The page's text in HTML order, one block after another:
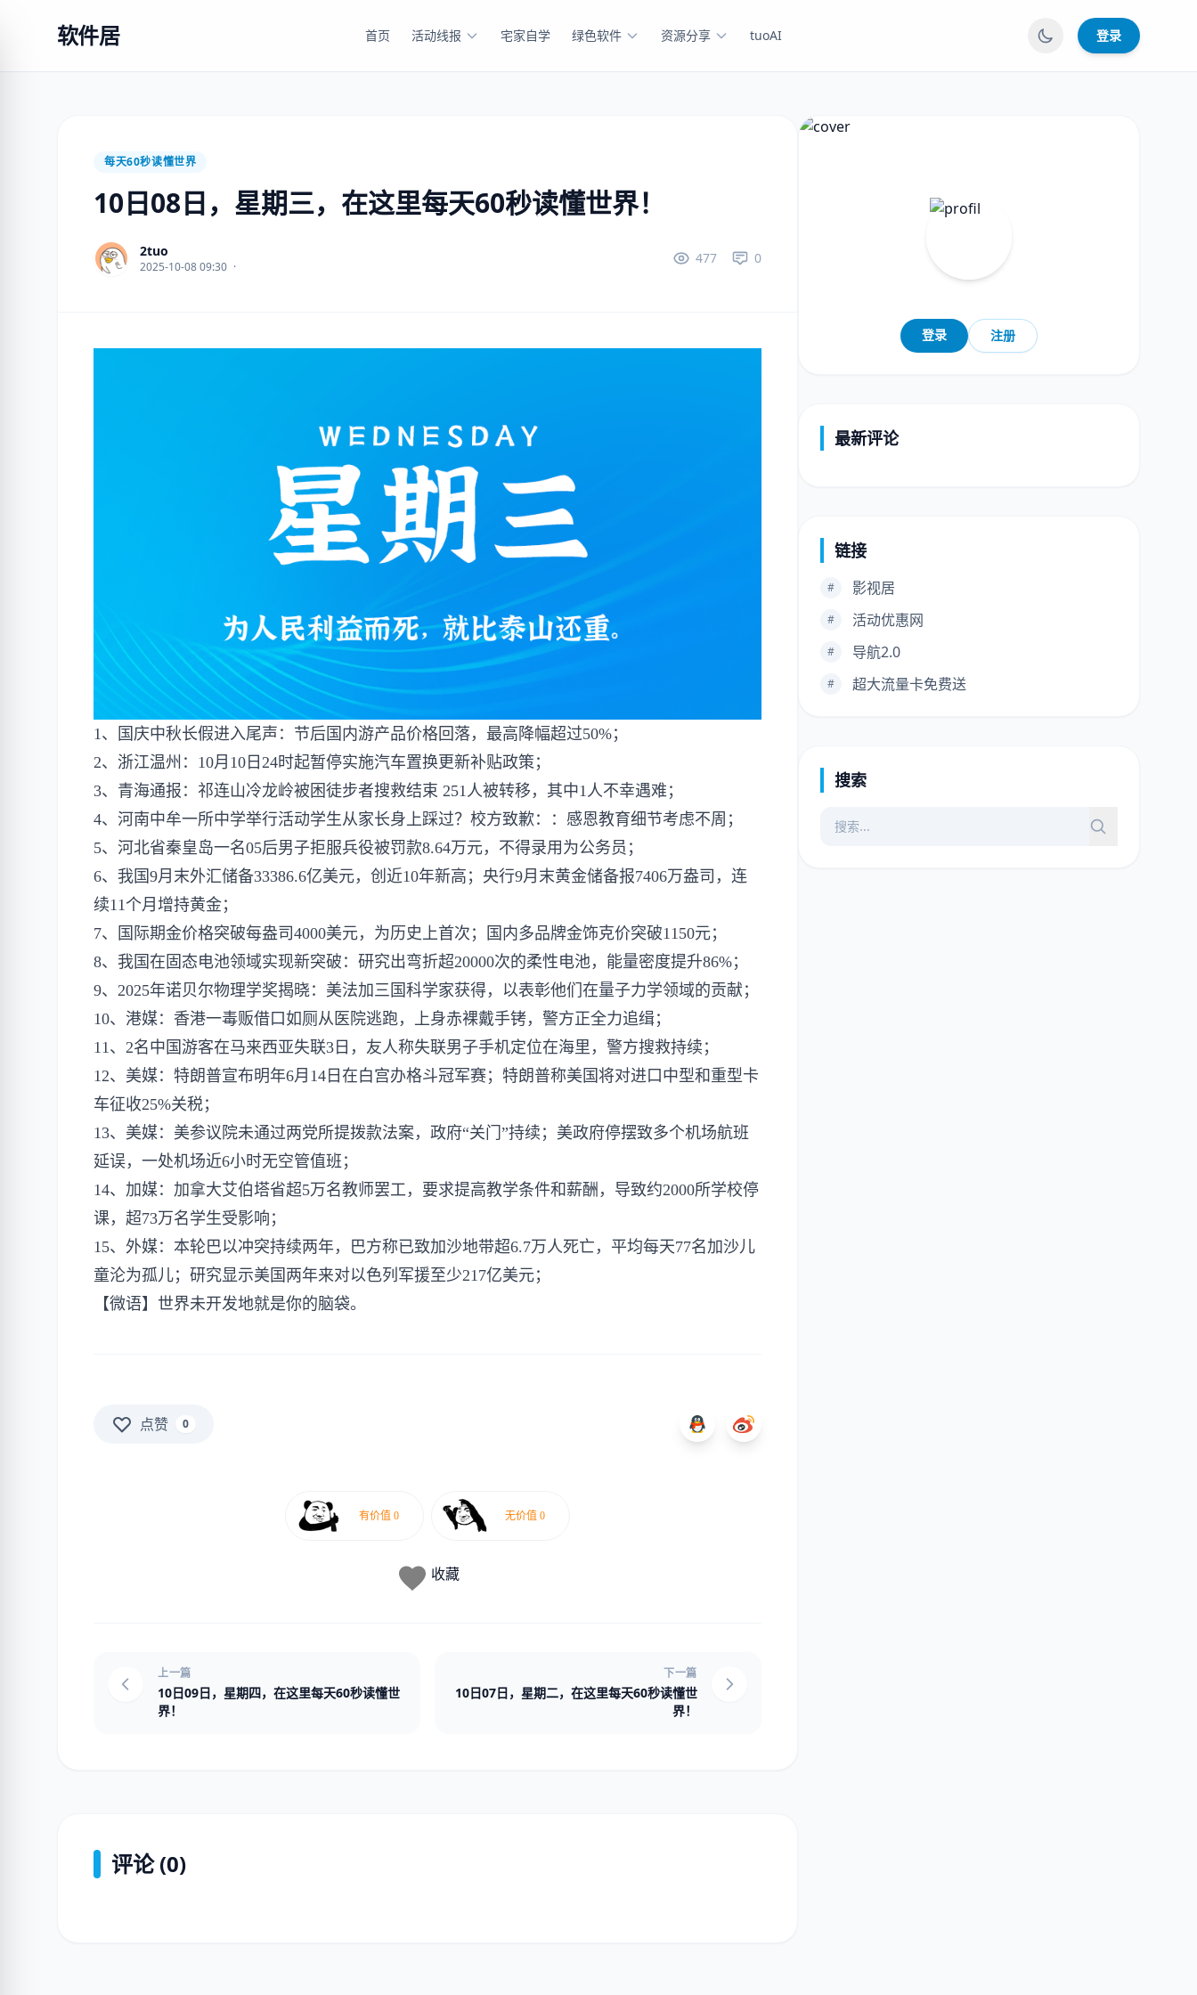
软件居 首页 活动线报 宅家自学 绿色软件 资源分享 tuoAI 登录
每天60秒读懂世界
10日08日，星期三，在这里每天60秒读懂世界！
2tuo
2025-10-08 09:30 ·
477 0
1、国庆中秋长假进入尾声：节后国内游产品价格回落，最高降幅超过50%；
2、浙江温州：10月10日24时起暂停实施汽车置换更新补贴政策；
3、青海通报：祁连山冷龙岭被困徒步者搜救结束 251人被转移，其中1人不幸遇难；
4、河南中牟一所中学举行活动学生从家长身上踩过？校方致歉：：感恩教育细节考虑不周；
5、河北省秦皇岛一名05后男子拒服兵役被罚款8.64万元，不得录用为公务员；
6、我国9月末外汇储备33386.6亿美元，创近10年新高；央行9月末黄金储备报7406万盎司，连
续11个月增持黄金；
7、国际期金价格突破每盎司4000美元，为历史上首次；国内多品牌金饰克价突破1150元；
8、我国在固态电池领域实现新突破：研究出弯折超20000次的柔性电池，能量密度提升86%；
9、2025年诺贝尔物理学奖揭晓：美法加三国科学家获得，以表彰他们在量子力学领域的贡献；
10、港媒：香港一毒贩借口如厕从医院逃跑，上身赤裸戴手铐，警方正全力追缉；
11、2名中国游客在马来西亚失联3日，友人称失联男子手机定位在海里，警方搜救持续；
12、美媒：特朗普宣布明年6月14日在白宫办格斗冠军赛；特朗普称美国将对进口中型和重型卡
车征收25%关税；
13、美媒：美参议院未通过两党所提拨款法案，政府“关门”持续；美政府停摆致多个机场航班
延误，一处机场近6小时无空管值班；
14、加媒：加拿大艾伯塔省超5万名教师罢工，要求提高教学条件和薪酬，导致约2000所学校停
课，超73万名学生受影响；
15、外媒：本轮巴以冲突持续两年，巴方称已致加沙地带超6.7万人死亡，平均每天77名加沙儿
童沦为孤儿；研究显示美国两年来对以色列军援至少217亿美元；
【微语】世界未开发地就是你的脑袋。
点赞 0
收藏
上一篇
10日09日，星期四，在这里每天60秒读懂世
界！
下一篇
10日07日，星期二，在这里每天60秒读懂世
界！
评论 (0)
登录 注册
最新评论
链接
# 影视居
# 活动优惠网
# 导航2.0
# 超大流量卡免费送
搜索